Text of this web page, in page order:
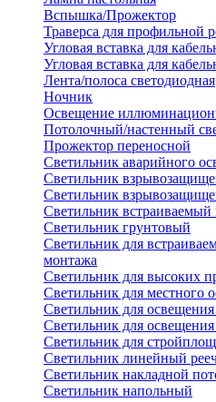
Вспышка/Прожектор
Траверса для профильной
Угловая вставка для
Угловая вставка для
Лента/полоса светодиодная
Ночник
Освещение
Потолочный/настенный
Прожектор переносной
Светильник аварийного
Светильник
Светильник
Светильник
Светильник грунтовый
Светильник для
монтажа
Светильник для высоких
Светильник для местного
Светильник для
Светильник для
Светильник для
Светильник линейный
Светильник накладной
Светильник напольный